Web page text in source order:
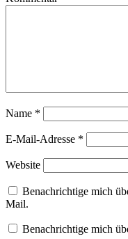
Name *
E-Mail-Adresse *
Website
Benachrichtige mich
Mail.
Benachrichtige mich